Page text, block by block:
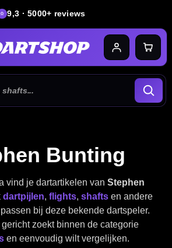
9,3 · 5000+ reviews
Bunting
vind je dartartikelen van Stephen
dartpijlen, flights, shaftsen andere
bij deze bekende dartspeler.
zoekt binnen de categorie
en eenvoudig wilt vergelijken.